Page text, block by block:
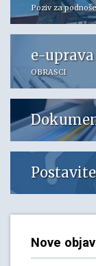
Poziv za
e-uprava
OBRASCI
Nove